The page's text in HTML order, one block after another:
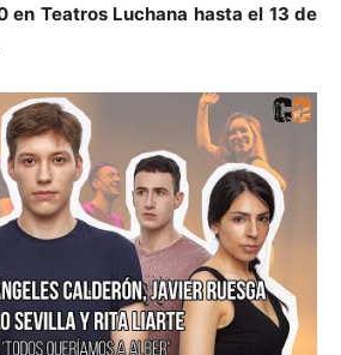
en Teatros Luchana hasta el 13 de